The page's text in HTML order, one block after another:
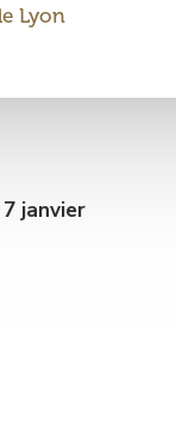
Lyon
janvier